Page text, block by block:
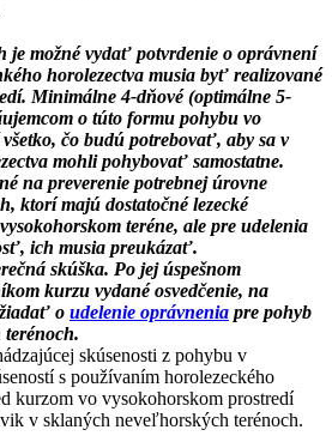
je možné vydať potvrdenie o oprávnení
horolezectva musia byť realizované
Minimálne 4-dňové (optimálne 5-
o túto formu pohybu vo
čo budú potrebovať, aby sa v
mohli pohybovať samostatne.
na preverenie potrebnej úrovne
ktorí majú dostatočné lezecké
teréne, ale pre udelenia
ich musia preukázať.
skúška. Po jej úspešnom
kurzu vydané osvedčenie, na
o udelenie oprávnenia pre pohyb
skúsenosti z pohybu v
s používaním horolezeckého
kurzom vo vysokohorskom prostredí
v sklaných neveľhorských terénoch.